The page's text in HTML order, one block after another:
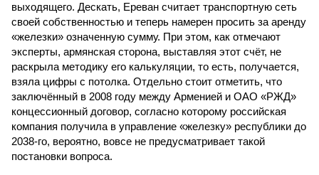
выходящего. Дескать, Ереван считает транспортную сеть
своей собственностью и теперь намерен просить за аренду
«железки» означенную сумму. При этом, как отмечают
эксперты, армянская сторона, выставляя этот счёт, не
раскрыла методику его калькуляции, то есть, получается,
взяла цифры с потолка. Отдельно стоит отметить, что
заключённый в 2008 году между Арменией и ОАО «РЖД»
концессионный договор, согласно которому российская
компания получила в управление «железку» республики до
2038-го, вероятно, вовсе не предусматривает такой
постановки вопроса.